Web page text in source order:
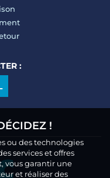
:
!
ou des technologies
services et offres
vous garantir une
et réaliser des